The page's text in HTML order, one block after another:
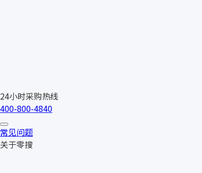
24小时采购热线
400-800-4840
常见问题
关于零搜